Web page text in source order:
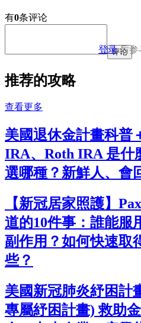
有0条评论
登录后参
评论
推荐的攻略
查看更多
美國退休金計畫科普
IRA、Roth IRA 是什
選哪種？新鮮人、會
【新冠居家照護】
道的10件事：誰能服
副作用？如何快速取
些？
美國新冠肺炎紓困計
專屬紓困計畫) 救助